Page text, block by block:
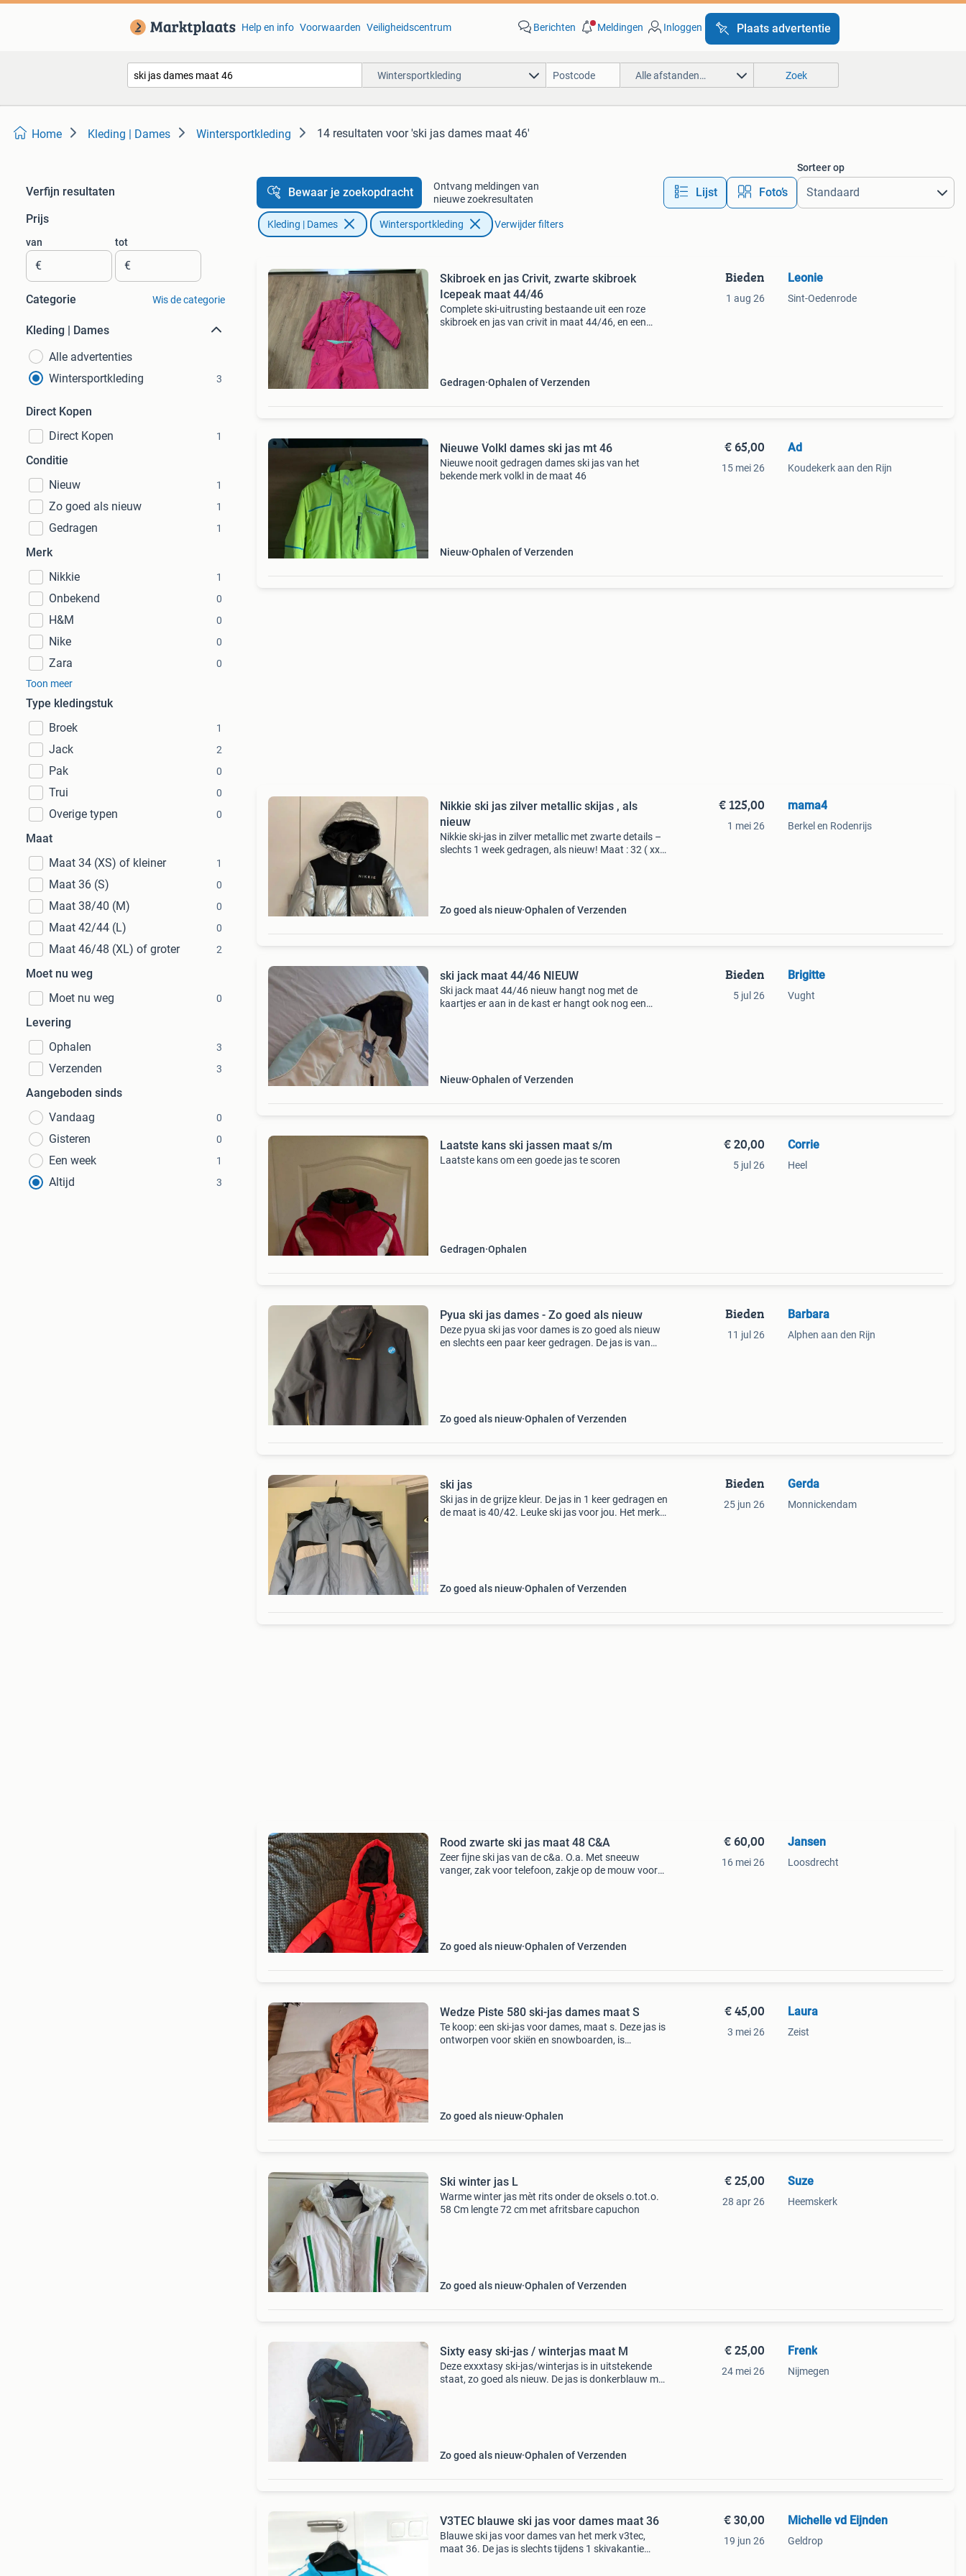
Help en info Voorwaarden Veiligheidscentrum Berichten Meldingen Inloggen Plaats advertentie
Wintersportkleding Alle afstanden… Zoek
Home Kleding | Dames Wintersportkleding 14 resultaten voor 'ski jas dames maat 46'
Verfijn resultaten
Prijs
van
€
tot
€
Categorie Wis de categorie
Kleding | Dames
Alle advertenties
Wintersportkleding
3
Direct Kopen
Direct Kopen
1
Conditie
Nieuw
1
Zo goed als nieuw 1
Gedragen 1
Merk
Nikkie
1
Onbekend 0
H&M 0
Nike 0
Zara
0
Toon meer
Type kledingstuk
Broek
1
Jack 2
Pak 0
Trui 0
Overige typen 0
Maat
Maat 34 (XS) of kleiner
1
Maat 36 (S) 0
Maat 38/40 (M) 0
Maat 42/44 (L) 0
Maat 46/48 (XL) of groter 2
Moet nu weg
Moet nu weg
0
Levering
Ophalen
3
Verzenden 3
Aangeboden sinds
Vandaag
0
Gisteren 0
Een week 1
Altijd 3
Bewaar je zoekopdracht
Ontvang meldingen van
nieuwe zoekresultaten
Lijst Foto’s
Sorteer op
Kleding | Dames Wintersportkleding Verwijder filters
Skibroek en jas Crivit, zwarte skibroek
Icepeak maat 44/46
Complete ski-uitrusting bestaande uit een roze
skibroek en jas van crivit in maat 44/46, en een
Gedragen Ophalen of Verzenden
Bieden
1 aug 26
Leonie
Sint-Oedenrode
Nieuwe Volkl dames ski jas mt 46
Nieuwe nooit gedragen dames ski jas van het
bekende merk volkl in de maat 46
Nieuw Ophalen of Verzenden
€ 65,00
15 mei 26
Ad
Koudekerk aan den Rijn
Nikkie ski jas zilver metallic skijas , als
nieuw
Nikkie ski-jas in zilver metallic met zwarte details –
slechts 1 week gedragen, als nieuw! Maat : 32 ( xxs
Zo goed als nieuw Ophalen of Verzenden
€ 125,00
1 mei 26
mama4
Berkel en Rodenrijs
ski jack maat 44/46 NIEUW
Ski jack maat 44/46 nieuw hangt nog met de
kaartjes er aan in de kast er hangt ook nog een
Nieuw Ophalen of Verzenden
Bieden
5 jul 26
Brigitte
Vught
Laatste kans ski jassen maat s/m
Laatste kans om een goede jas te scoren
Gedragen Ophalen
€ 20,00
5 jul 26
Corrie
Heel
Pyua ski jas dames - Zo goed als nieuw
Deze pyua ski jas voor dames is zo goed als nieuw
en slechts een paar keer gedragen. De jas is van
Zo goed als nieuw Ophalen of Verzenden
Bieden
11 jul 26
Barbara
Alphen aan den Rijn
ski jas
Ski jas in de grijze kleur. De jas in 1 keer gedragen en
de maat is 40/42. Leuke ski jas voor jou. Het merk
Zo goed als nieuw Ophalen of Verzenden
Bieden
25 jun 26
Gerda
Monnickendam
Rood zwarte ski jas maat 48 C&A
Zeer fijne ski jas van de c&a. O.a. Met sneeuw
vanger, zak voor telefoon, zakje op de mouw voor
Zo goed als nieuw Ophalen of Verzenden
€ 60,00
16 mei 26
Jansen
Loosdrecht
Wedze Piste 580 ski-jas dames maat S
Te koop: een ski-jas voor dames, maat s. Deze jas is
ontworpen voor skiën en snowboarden, is
Zo goed als nieuw Ophalen
€ 45,00
3 mei 26
Laura
Zeist
Ski winter jas L
Warme winter jas mèt rits onder de oksels o.tot.o.
58 Cm lengte 72 cm met afritsbare capuchon
Zo goed als nieuw Ophalen of Verzenden
€ 25,00
28 apr 26
Suze
Heemskerk
Sixty easy ski-jas / winterjas maat M
Deze exxxtasy ski-jas/winterjas is in uitstekende
staat, zo goed als nieuw. De jas is donkerblauw met
Zo goed als nieuw Ophalen of Verzenden
€ 25,00
24 mei 26
Frenk
Nijmegen
V3TEC blauwe ski jas voor dames maat 36
Blauwe ski jas voor dames van het merk v3tec,
maat 36. De jas is slechts tijdens 1 skivakantie
€ 30,00
19 jun 26
Michelle vd Eijnden
Geldrop